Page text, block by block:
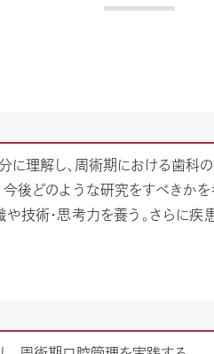
理解し、周術期における歯科
後どのような研究をすべきか
技術・思考力を養う。さらに